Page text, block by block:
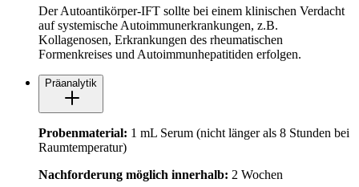
Der Autoantikörper-IFT sollte bei einem klinischen Verdacht
auf systemische Autoimmunerkrankungen, z.B.
Kollagenosen, Erkrankungen des rheumatischen
Formenkreises und Autoimmunhepatitiden erfolgen.
Präanalytik
Probenmaterial: 1 mL Serum (nicht länger als 8 Stunden bei
Raumtemperatur)
Nachforderung möglich innerhalb: 2 Wochen